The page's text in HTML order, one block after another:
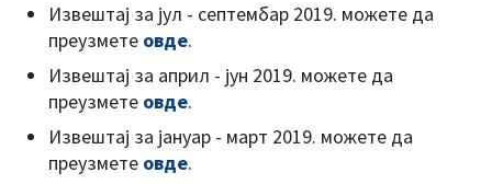
Извештај за јул - септембар 2019. можете да
преузмете овде.
Извештај за април - јун 2019. можете да
преузмете овде.
Извештај за јануар - март 2019. можете да
преузмете овде.